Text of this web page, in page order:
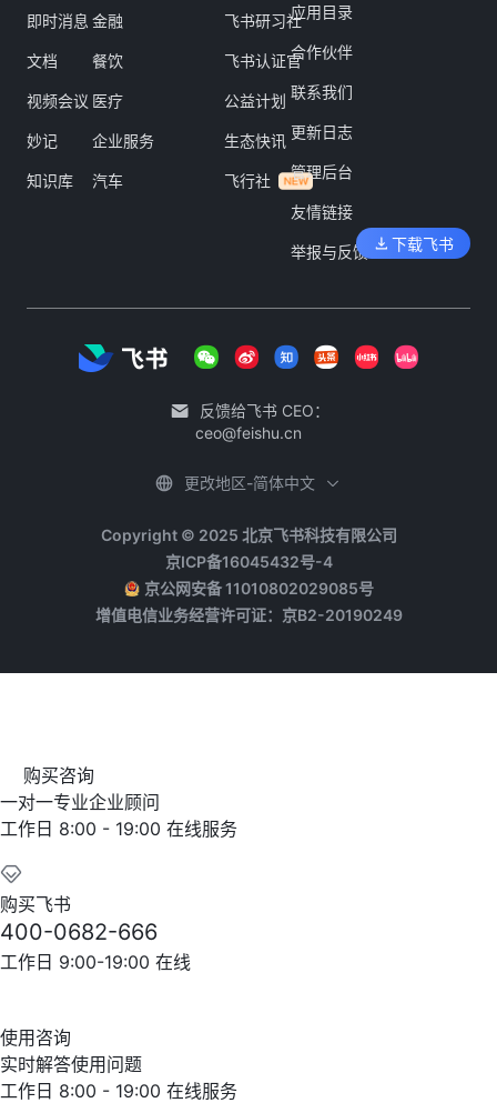
即时消息
文档
视频会议
妙记
知识库
金融
餐饮
医疗
企业服务
汽车
飞书研习社
飞书认证官
公益计划
生态快讯
飞行社
应用目录
合作伙伴
联系我们
更新日志
管理后台
友情链接
举报与反馈 下载飞书
反馈给飞书 CEO：
ceo@feishu.cn
Copyright © 2025 北京飞书科技有限公司
京ICP备16045432号-4
京公网安备 11010802029085号
增值电信业务经营许可证：京B2-20190249
更改地区-简体中文
购买咨询
一对一专业企业顾问
工作日 8:00 - 19:00 在线服务
购买飞书
400-0682-666
工作日 9:00-19:00 在线
使用咨询
实时解答使用问题
工作日 8:00 - 19:00 在线服务